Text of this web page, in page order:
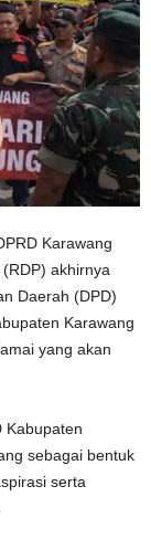
Karawang
akhirnya
Daerah (DPD)
Karawang
yang akan
Kabupaten
sebagai bentuk
serta